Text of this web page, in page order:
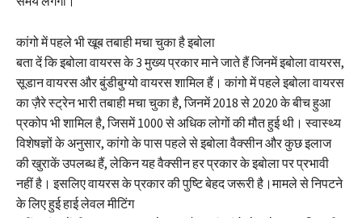
कांगो में पहले भी खूब तबाही मचा चुका है इबोला
बता दें कि इबोला वायरस के 3 मुख्य प्रकार माने जाते हैं जिनमें इबोला वायरस,
सूडान वायरस और बुंडीबुग्यो वायरस शामिल हैं। कांगो में पहले इबोला वायरस
का ज़ैरे स्ट्रेन भारी तबाही मचा चुका है, जिनमें 2018 से 2020 के बीच हुआ
प्रकोप भी शामिल है, जिसमें 1000 से अधिक लोगों की मौत हुई थी। स्वास्थ्य
विशेषज्ञों के अनुसार, कांगो के पास पहले से इबोला वैक्सीन और कुछ इलाज
की खुराकें उपलब्ध हैं, लेकिन यह वैक्सीन हर प्रकार के इबोला पर प्रभावी
नहीं है। इसलिए वायरस के प्रकार की पुष्टि बेहद जरूरी है।मामले से निपटने
के लिए हुई हाई लेवल मीटिंग